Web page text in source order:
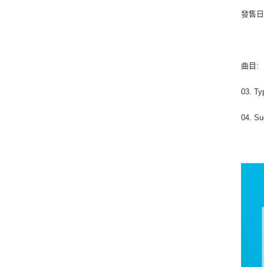
發售
曲目:
03.
04.